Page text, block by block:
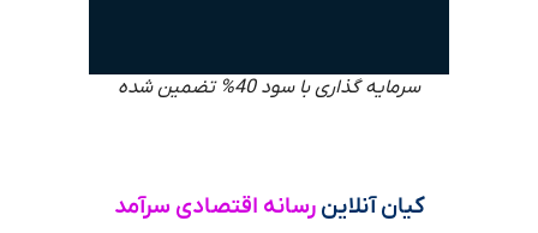
سرمایه گذاری با سود 40% تضمین شده
کیان آنلاین رسانه اقتصادی سرآمد